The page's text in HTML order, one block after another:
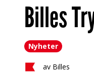
Billes
Nyheter
av Billes